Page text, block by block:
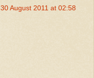
30 August 2011 at 02:58